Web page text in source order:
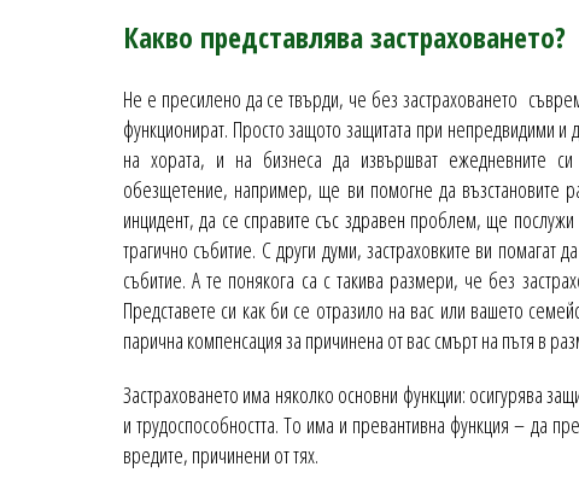
Какво представлява застраховането?
Не е пресилено да се твърди, че без застраховането
функционират. Просто защото защитата при непредвидими и
на хората, и на бизнеса да извършват ежедневните си
обезщетение, например, ще ви помогне да възстановите
инцидент, да се справите със здравен проблем, ще послужи
трагично събитие. С други думи, застраховките ви помагат
събитие. А те понякога са с такива размери, че без
Представете си как би се отразило на вас или вашето
парична компенсация за причинена от вас смърт на пътя в
Застраховането има няколко основни функции: осигурява
и трудоспособността. То има и превантивна функция – да
вредите, причинени от тях.